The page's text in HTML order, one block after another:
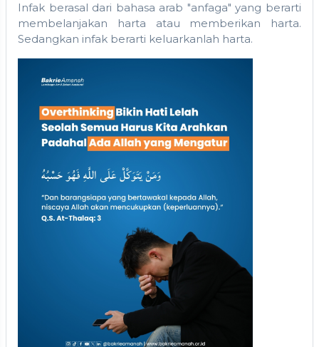
Infak berasal dari bahasa arab "anfaga" yang berarti
membelanjakan harta atau memberikan harta.
Sedangkan infak berarti keluarkanlah harta.